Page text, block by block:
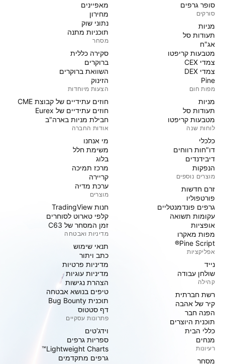
סופר גרפים
סורקים
מניות‏
תעודות סל
אג"ח
מטבעות קריפטו
צמדי CEX
צמדי DEX
Pine
מפות חום
מניות‏
תעודות סל
מטבעות קריפטו
לוחות שנה
כלכלי
דו"חות רווחים
דיבידנדים
הנפקות
מוצרים נוספים
זרם חדשות
פורטפוליו
גרפים פונדמנטליים
עקומות תשואה
אופציות
מפות מאקרו
Pine Script®
אפליקציות
נייד
שולחן עבודה
קהילה
רשת חברתית
קיר של אהבה
הפנה חבר
תוכנית היוצרים
כללי הבית
מנחים
רעיונות
מסחר
מאפיינים
מחירון
נתוני שוק
תוכניות מתנה
מסחר
סקירה כללית
ברוקרים
השוואת ברוקרים
הזינוק
הצעות מיוחדות
חוזים עתידיים של קבוצת CME
חוזים עתידיים של Eurex
חבילת מניות בארה"ב
אודות החברה
מי אנחנו
משימת חלל
בלוג
מרכז תמיכה
קריירה
ערכת מדיה
מוצרים
חנות TradingView
קלפי טארוט לסוחרים
זמן המסחר של C63
מדיניות ואבטחה
תנאי שימוש
כתב ויתור
מדיניות פרטיות
מדיניות עוגיות
הצהרת נגישות
טיפים בנושא אבטחה
תוכנית Bug Bounty
דף סטטוס
פתרונות עסקיים
וידג'טים
ספריות גרפים
Lightweight Charts™
גרפים מתקדמים